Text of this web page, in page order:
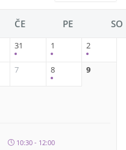
ČE PE SO
31 1 2
7 8 9
10:30 - 12:00